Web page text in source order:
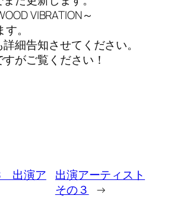
VIBRATION～
。
細告知させてください。
がご覧ください！
出演ア
出演アーティスト
その３
→